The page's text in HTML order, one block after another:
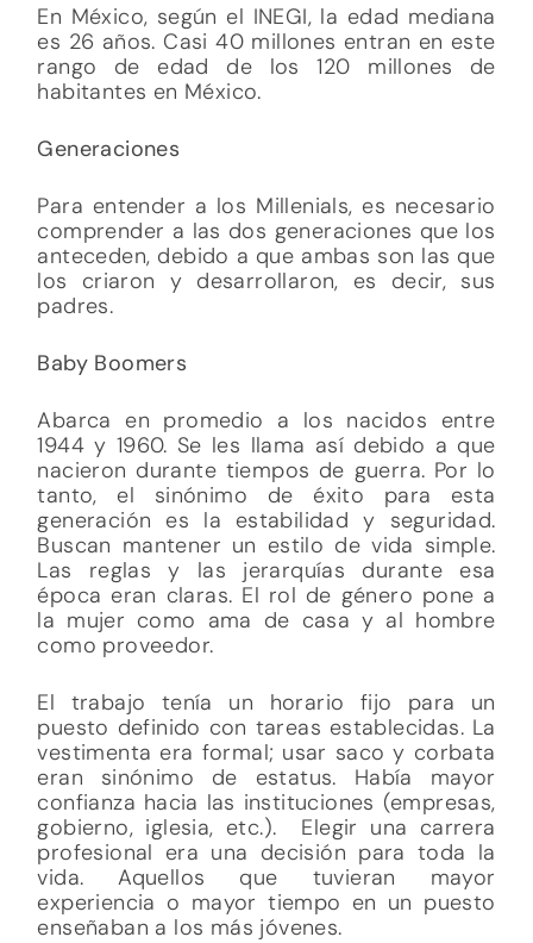
En México, según el INEGI, la edad mediana
es 26 años. Casi 40 millones entran en este
rango de edad de los 120 millones de
habitantes en México.
Generaciones
Para entender a los Millenials, es necesario
comprender a las dos generaciones que los
anteceden, debido a que ambas son las que
los criaron y desarrollaron, es decir, sus
padres.
Baby Boomers
Abarca en promedio a los nacidos entre
1944 y 1960. Se les llama así debido a que
nacieron durante tiempos de guerra. Por lo
tanto, el sinónimo de éxito para esta
generación es la estabilidad y seguridad.
Buscan mantener un estilo de vida simple.
Las reglas y las jerarquías durante esa
época eran claras. El rol de género pone a
la mujer como ama de casa y al hombre
como proveedor.
El trabajo tenía un horario fijo para un
puesto definido con tareas establecidas. La
vestimenta era formal; usar saco y corbata
eran sinónimo de estatus. Había mayor
confianza hacia las instituciones (empresas,
gobierno, iglesia, etc.). Elegir una carrera
profesional era una decisión para toda la
vida. Aquellos que tuvieran mayor
experiencia o mayor tiempo en un puesto
enseñaban a los más jóvenes.